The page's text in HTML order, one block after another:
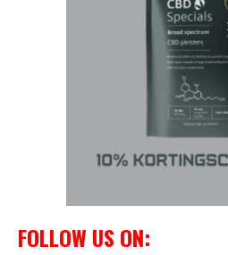
FOLLOW US ON: